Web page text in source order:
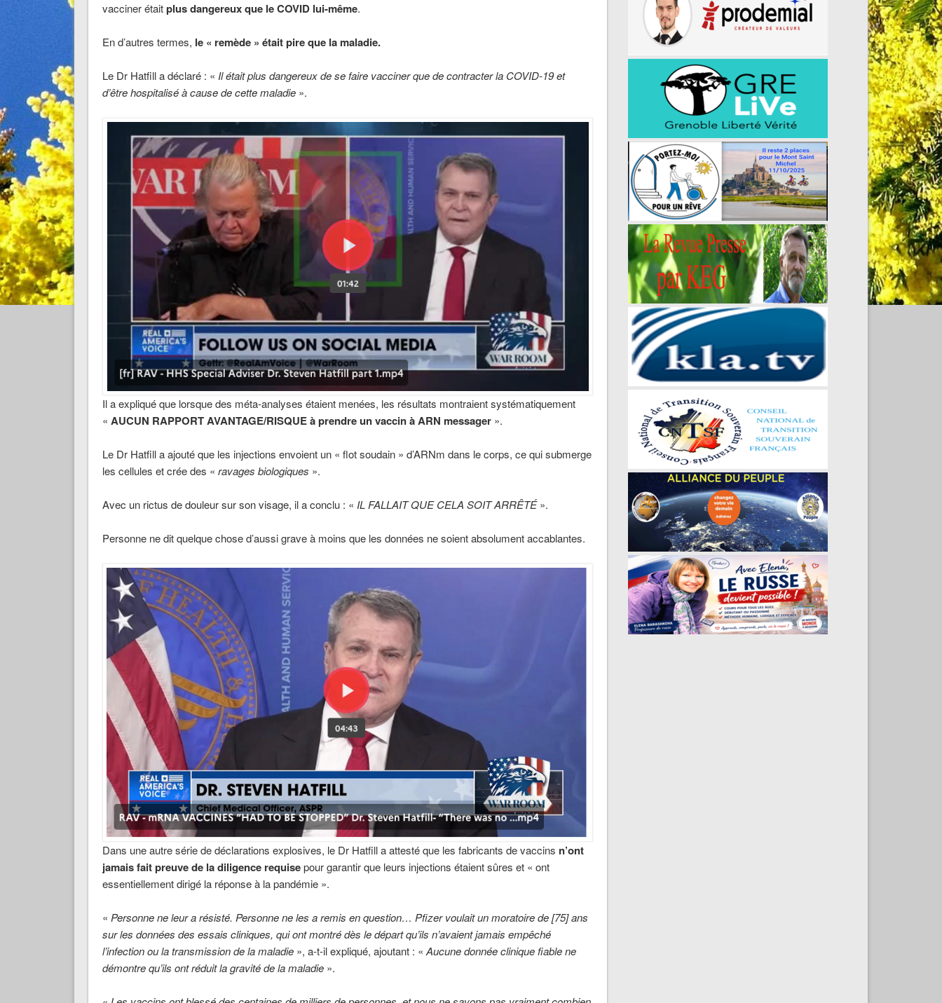
vacciner étaitplus dangereux que le COVID lui-même.
En d’autres termes, le « remède » était pire que la maladie.
Le Dr Hatfill a déclaré : « Il était plus dangereux de se faire vacciner que de contracter la COVID-19 et
d’être hospitalisé à cause de cette maladie».
Il a expliqué que lorsque des méta-analyses étaient menées, les résultats montraient systématiquement
« AUCUN RAPPORT AVANTAGE/RISQUE à prendre un vaccin à ARN messager».
Le Dr Hatfill a ajouté que les injections envoient un « flot soudain » d’ARNm dans le corps, ce qui submerge
les cellules et crée des « ravages biologiques ».
Avec un rictus de douleur sur son visage, il a conclu : « IL FALLAIT QUE CELA SOIT ARRÊTÉ».
Personne ne dit quelque chose d’aussi grave à moins que les données ne soient absolument accablantes.
Dans une autre série de déclarations explosives, le Dr Hatfill a attesté que les fabricants de vaccins n’ont
jamais fait preuve de la diligence requisepour garantir que leurs injections étaient sûres et « ont
essentiellement dirigé la réponse à la pandémie ».
« Personne ne leur a résisté. Personne ne les a remis en question… Pfizer voulait un moratoire de [75] ans
sur les données des essais cliniques, qui ont montré dès le départ qu’ils n’avaient jamais empêché
l’infection ou la transmission de la maladie», a-t-il expliqué, ajoutant : «Aucune donnée clinique fiable ne
démontre qu’ils ont réduit la gravité de la maladie».